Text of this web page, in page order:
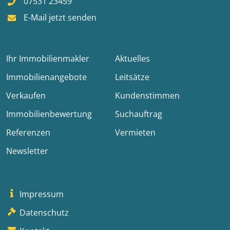
E-Mail jetzt senden
Ihr Immobilienmakler
Aktuelles
Immobilienangebote
Leitsätze
Verkaufen
Kundenstimmen
Immobilienbewertung
Suchauftrag
Referenzen
Vermieten
Newsletter
Impressum
Datenschutz